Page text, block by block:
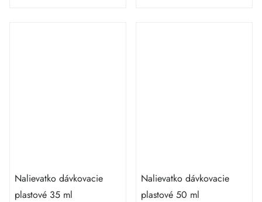
Nalievatko dávkovacie
plastové 35 ml
Nalievatko dávkovacie
plastové 50 ml